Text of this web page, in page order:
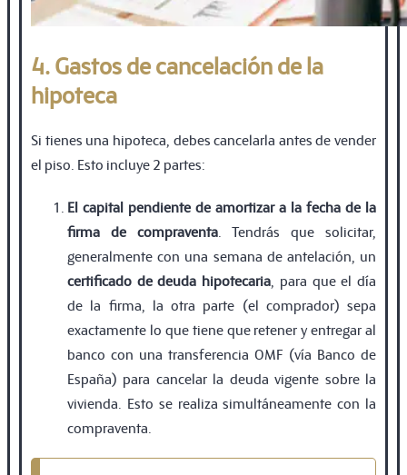
4. Gastos de cancelación de la
hipoteca
Si tienes una hipoteca, debes cancelarla antes de vender
el piso. Esto incluye 2 partes:
El capital pendiente de amortizar a la fecha de la
firma de compraventa. Tendrás que solicitar,
generalmente con una semana de antelación, un
certificado de deuda hipotecaria , para que el día
de la firma, la otra parte (el comprador) sepa
exactamente lo que tiene que retener y entregar al
banco con una transferencia OMF (vía Banco de
España) para cancelar la deuda vigente sobre la
vivienda. Esto se realiza simultáneamente con la
compraventa.